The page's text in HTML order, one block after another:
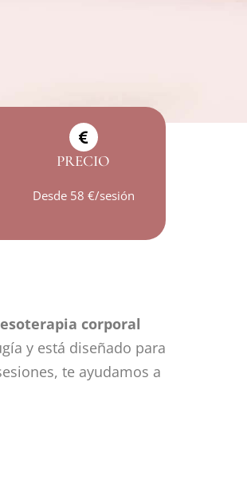
PRECIO
Desde 58 €/sesión
corporal
y está diseñado para
te ayudamos a